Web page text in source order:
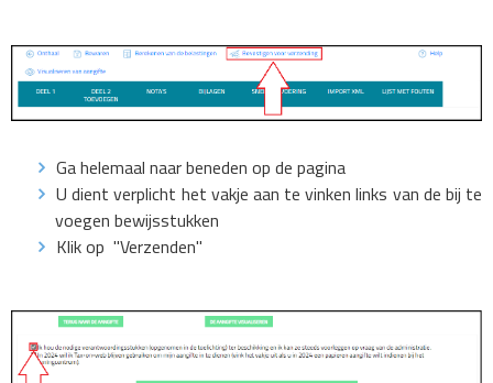
Ga helemaal naar beneden op de pagina
U dient verplicht het vakje aan te vinken links van de bij te
voegen bewijsstukken
Klik op "Verzenden"